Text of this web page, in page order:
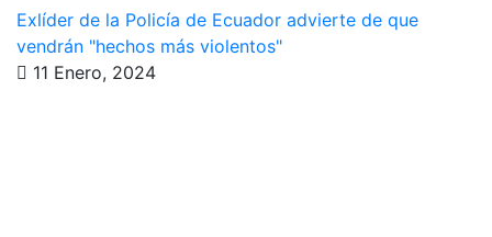
Exlíder de la Policía de Ecuador advierte de que
vendrán "hechos más violentos"
11 Enero, 2024